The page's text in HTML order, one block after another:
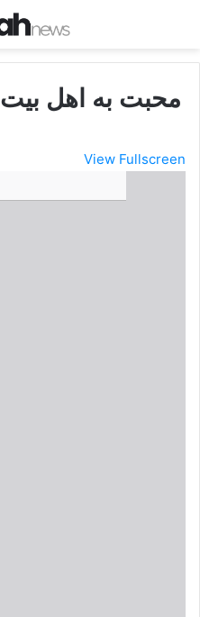
محبت به اهل بیت
View Fullscreen